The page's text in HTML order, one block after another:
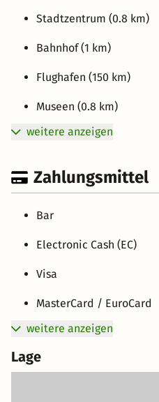
Stadtzentrum (0.8 km)
Bahnhof (1 km)
Flughafen (150 km)
Museen (0.8 km)
weitere anzeigen
Zahlungsmittel
Bar
Electronic Cash (EC)
Visa
MasterCard / EuroCard
weitere anzeigen
Lage